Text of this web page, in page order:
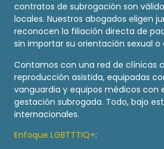
contratos de subrogación son
locales. Nuestros abogados eligen
reconocen la filiación directa de
sin importar su orientación sexual o
Contamos con una red de clínicas
reproducción asistida, equipadas
vanguardia y equipos médicos con
gestación subrogada. Todo, bajo
internacionales.
Enfoque LGBTTTIQ+: